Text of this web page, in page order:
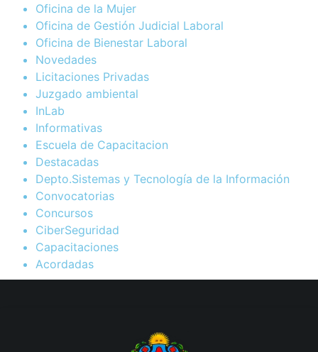
Oficina de la Mujer
Oficina de Gestión Judicial Laboral
Oficina de Bienestar Laboral
Novedades
Licitaciones Privadas
Juzgado ambiental
InLab
Informativas
Escuela de Capacitacion
Destacadas
Depto.Sistemas y Tecnología de la Información
Convocatorias
Concursos
CiberSeguridad
Capacitaciones
Acordadas